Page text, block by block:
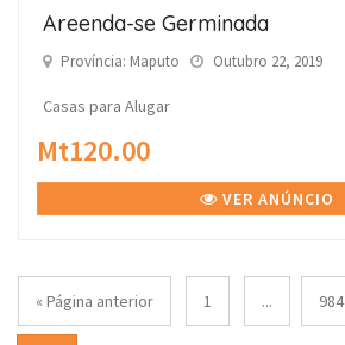
Areenda-se Germinada
Província: Maputo Outubro 22, 2019
Casas para Alugar
Mt120.00
VER ANÚNCIO
« Página anterior 1 ... 984